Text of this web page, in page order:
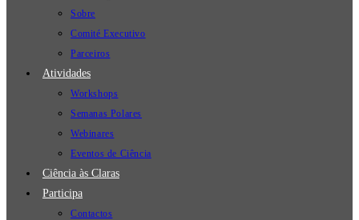
Sobre
Comité Executivo
Parceiros
Atividades
Workshops
Semanas Polares
Webinares
Eventos de Ciência
Ciência às Claras
Participa
Contactos